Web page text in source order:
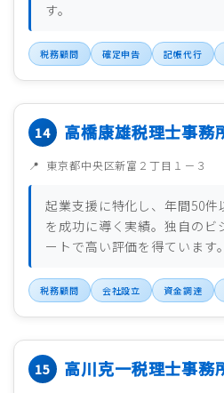
す。
税務顧問 確定申告 記帳代行
高橋康雄税理士事務
東京都中央区新富２丁目１－３
起業支援に特化し、年間50
を成功に導く実績。独自のビ
ートで高い評価を得ています。
税務顧問 会社設立 資金調達
高川克一税理士事務